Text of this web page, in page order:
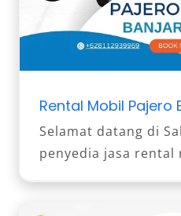
Rental Mobil Pajero
Selamat datang di
penyedia jasa rental